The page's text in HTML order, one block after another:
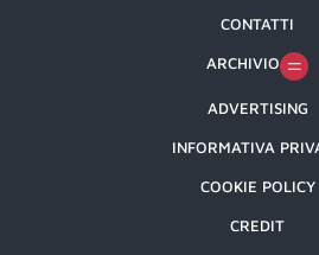
CONTATTI
ARCHIVIO
ADVERTISING
INFORMATIVA
COOKIE POLICY
CREDIT